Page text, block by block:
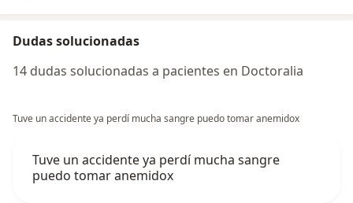
Dudas solucionadas
14 dudas solucionadas a pacientes en Doctoralia
Tuve un accidente ya perdí mucha sangre puedo tomar anemidox
Tuve un accidente ya perdí mucha sangre
puedo tomar anemidox